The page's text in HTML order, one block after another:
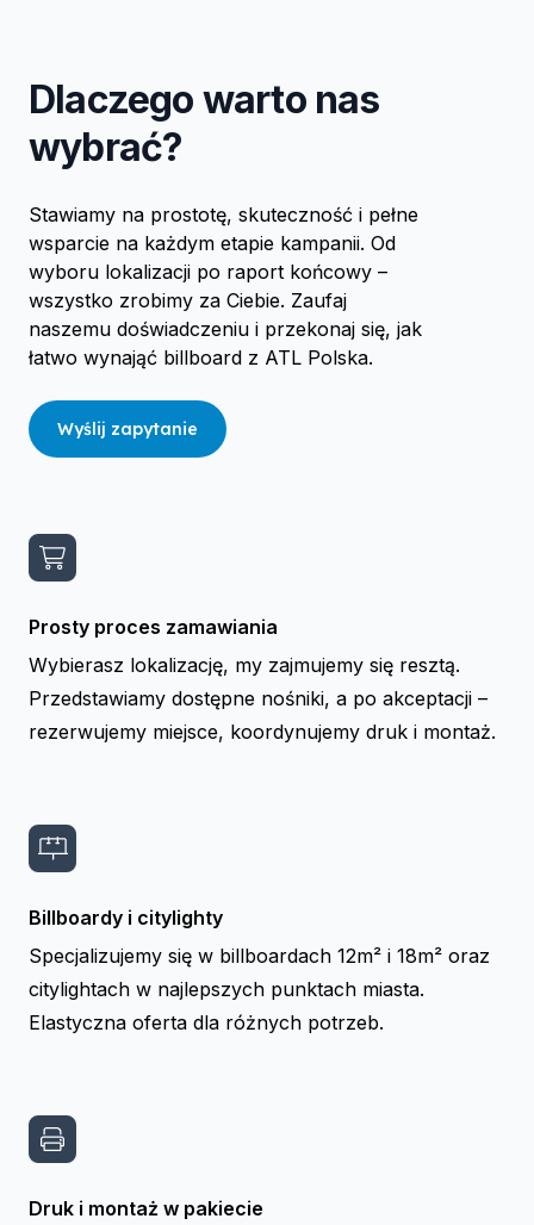
Dlaczego warto nas
wybrać?
Stawiamy na prostotę, skuteczność i pełne
wsparcie na każdym etapie kampanii. Od
wyboru lokalizacji po raport końcowy –
wszystko zrobimy za Ciebie. Zaufaj
naszemu doświadczeniu i przekonaj się, jak
łatwo wynająć billboard z ATL Polska.
Wyślij zapytanie
Prosty proces zamawiania
Wybierasz lokalizację, my zajmujemy się resztą.
Przedstawiamy dostępne nośniki, a po akceptacji –
rezerwujemy miejsce, koordynujemy druk i montaż.
Billboardy i citylighty
Specjalizujemy się w billboardach 12m² i 18m² oraz
citylightach w najlepszych punktach miasta.
Elastyczna oferta dla różnych potrzeb.
Druk i montaż w pakiecie